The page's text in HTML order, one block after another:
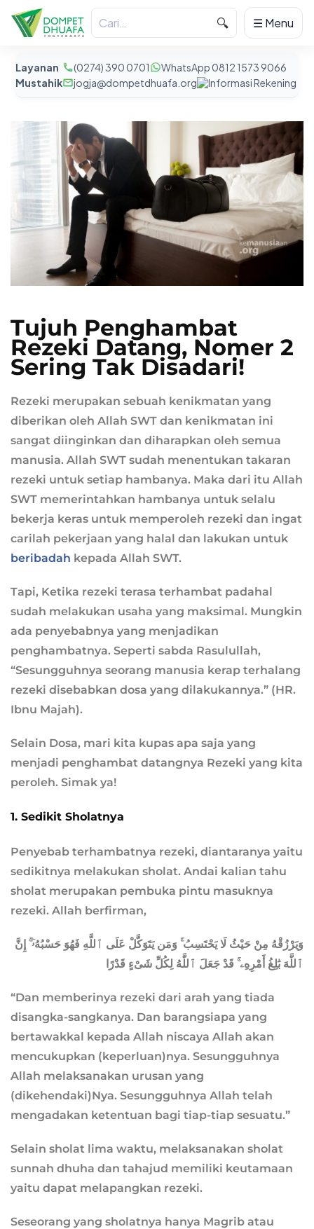
Layanan
Mustahik
(0274) 390 0701
WhatsApp 0812 1573 9066
jogja@dompetdhuafa.org
Informasi Rekening
🔍 ☰ Menu
Tujuh Penghambat
Rezeki Datang, Nomer 2
Sering Tak Disadari!
Rezeki merupakan sebuah kenikmatan yang
diberikan oleh Allah SWT dan kenikmatan ini
sangat diinginkan dan diharapkan oleh semua
manusia. Allah SWT sudah menentukan takaran
rezeki untuk setiap hambanya. Maka dari itu Allah
SWT memerintahkan hambanya untuk selalu
bekerja keras untuk memperoleh rezeki dan ingat
carilah pekerjaan yang halal dan lakukan untuk
beribadah kepada Allah SWT.
Tapi, Ketika rezeki terasa terhambat padahal
sudah melakukan usaha yang maksimal. Mungkin
ada penyebabnya yang menjadikan
penghambatnya. Seperti sabda Rasulullah,
“Sesungguhnya seorang manusia kerap terhalang
rezeki disebabkan dosa yang dilakukannya.” (HR.
Ibnu Majah).
Selain Dosa, mari kita kupas apa saja yang
menjadi penghambat datangnya Rezeki yang kita
peroleh. Simak ya!
1. Sedikit Sholatnya
Penyebab terhambatnya rezeki, diantaranya yaitu
sedikitnya melakukan sholat. Andai kalian tahu
sholat merupakan pembuka pintu masuknya
rezeki. Allah berfirman,
وَيَرْزُقْهُ مِنْ حَيْثُ لَا يَحْتَسِبُ ۚ وَمَن يَتَوَكَّلْ عَلَى ٱللَّهِ فَهُوَ حَسْبُهُۥٓ ۚ إِنَّ
ٱللَّهَ بَٰلِغُ أَمْرِهِۦ ۚ قَدْ جَعَلَ ٱللَّهُ لِكُلِّ شَىْءٍ قَدْرًا
“Dan memberinya rezeki dari arah yang tiada
disangka-sangkanya. Dan barangsiapa yang
bertawakkal kepada Allah niscaya Allah akan
mencukupkan (keperluan)nya. Sesungguhnya
Allah melaksanakan urusan yang
(dikehendaki)Nya. Sesungguhnya Allah telah
mengadakan ketentuan bagi tiap-tiap sesuatu.”
Selain sholat lima waktu, melaksanakan sholat
sunnah dhuha dan tahajud memiliki keutamaan
yaitu dapat melapangkan rezeki.
Seseorang yang sholatnya hanya Magrib atau